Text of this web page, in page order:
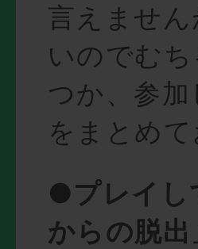
言えませ
いのでむ
つか、参
をまとめ
●プレイし
からの脱出